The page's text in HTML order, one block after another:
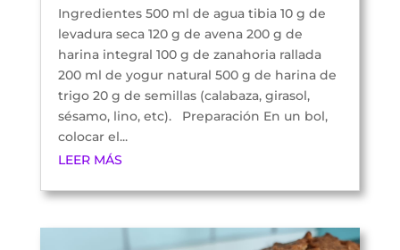
Ingredientes 500 ml de agua tibia 10 g de
levadura seca 120 g de avena 200 g de
harina integral 100 g de zanahoria rallada
200 ml de yogur natural 500 g de harina de
trigo 20 g de semillas (calabaza, girasol,
sésamo, lino, etc). Preparación En un bol,
colocar el...
LEER MÁS